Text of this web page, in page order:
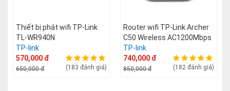
Thiết bị phát wifi TP-Link
TL-WR940N
TP-link
570,000 đ
650,000 đ (183 đánh giá)
Router wifi TP-Link Archer
C50 Wireless AC1200Mbps
TP-link
740,000 đ
850,000 đ (182 đánh giá)